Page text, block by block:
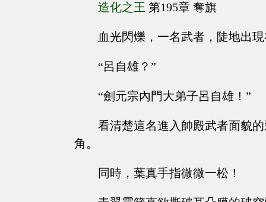
造化之王 第195章 奪旗
血光閃爍，一名武者，陡地出
“呂自雄？”
“劍元宗內門大弟子呂自雄！”
看清楚這名進入帥殿武者面貌
角。
同時，葉真手指微微一松！